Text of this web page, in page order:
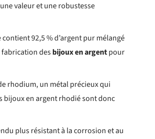
valeur et une robustesse
92,5 % d’argent pur mélangé
fabrication desbijoux en argentpour
rhodium, un métal précieux qui
bijoux en argent rhodié sont donc
plus résistant à la corrosion et au